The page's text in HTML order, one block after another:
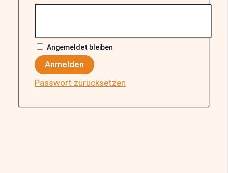
Angemeldet bleiben
Anmelden
Passwort zurücksetzen